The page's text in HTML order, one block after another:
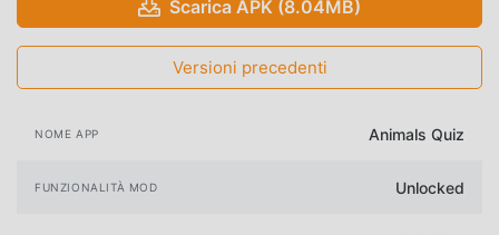
Scarica APK (8.04MB)
Versioni precedenti
NOME APP Animals Quiz
FUNZIONALITÀ MOD Unlocked